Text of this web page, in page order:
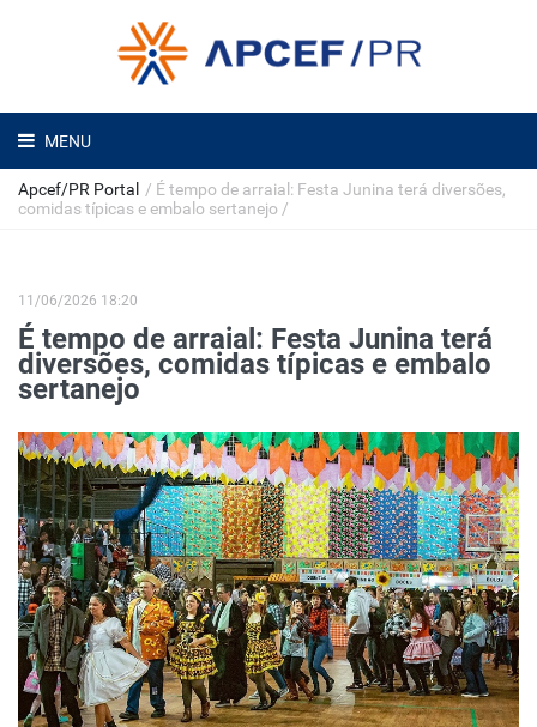
MENU
Apcef/PR Portal / É tempo de arraial: Festa Junina terá diversões,
comidas típicas e embalo sertanejo /
11/06/2026 18:20
É tempo de arraial: Festa Junina terá
diversões, comidas típicas e embalo
sertanejo